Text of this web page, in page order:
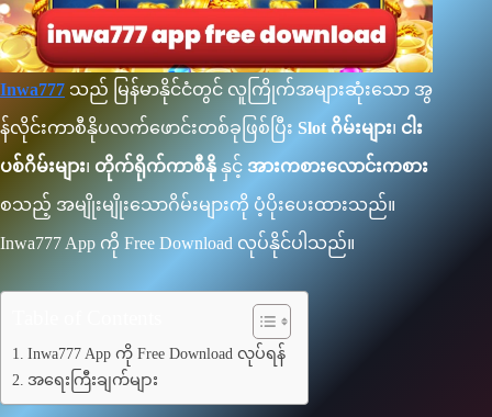
Inwa777 သည် မြန်မာနိုင်ငံတွင် လူကြိုက်အများဆုံးသော အွ
န်လိုင်းကာစီနိုပလက်ဖောင်းတစ်ခုဖြစ်ပြီး Slot ဂိမ်းများ၊ ငါး
ပစ်ဂိမ်းများ၊ တိုက်ရိုက်ကာစီနို နှင့် အားကစားလောင်းကစား
စသည့် အမျိုးမျိုးသောဂိမ်းများကို ပံ့ပိုးပေးထားသည်။
Inwa777 App ကို Free Download လုပ်နိုင်ပါသည်။
Inwa777 App ကို Free Download လုပ်ရန်
အရေးကြီးချက်များ